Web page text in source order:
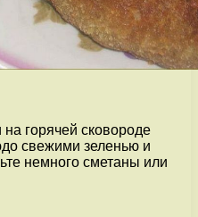
горячей сковороде
свежими зеленью и
немного сметаны или